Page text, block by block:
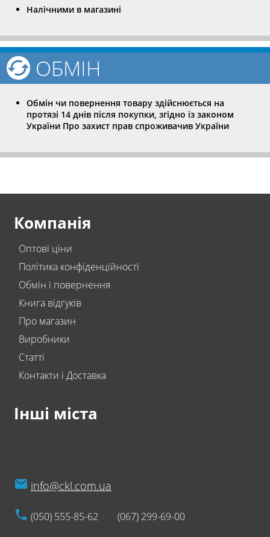
Налічними в магазині
ОБМІН
Обмін чи повернення товару здійснюється на
протязі 14 днів після покупки, згідно із законом
України Про захист прав спроживачив України
Компанія
Оптові ціни
Політика конфіденційності
Обмін і повернення
Книга відгуків
Про магазин
Виробники
Статті
Контакти і Доставка
Інші міста
info@ckl.com.ua
(050) 555-85-62 (067) 299-69-00